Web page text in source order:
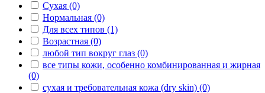
Сухая (0)
Нормальная (0)
Для всех типов (1)
Возрастная (0)
любой тип вокруг глаз (0)
все типы кожи, особенно комбинированная и жирная
(0)
сухая и требовательная кожа (dry skin) (0)